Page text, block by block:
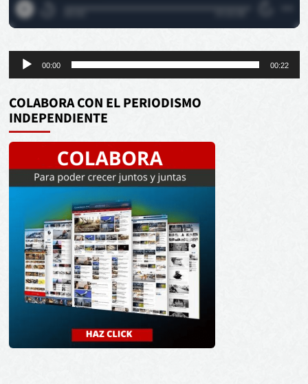
Reproductor
de
audio
00:00 00:22
COLABORA CON EL PERIODISMO
INDEPENDIENTE